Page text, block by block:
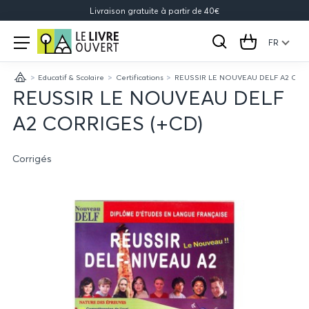
Livraison gratuite à partir de 40€
Le
Livre
Ouvert
Open
menu
Rechercher
Cart FR
AccueilEducatif & Scolaire Certifications REUSSIR LE NOUVEAU DELF A2
REUSSIR LE NOUVEAU DELF
A2 CORRIGES (+CD)
Corrigés